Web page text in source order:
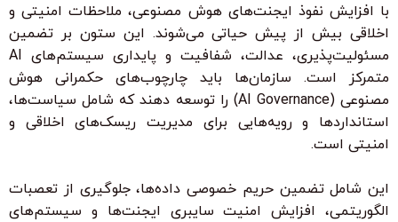
با افزایش نفوذ ایجنت‌های هوش مصنوعی، ملاحظات امنیتی و
اخلاقی بیش از پیش حیاتی می‌شوند. این ستون بر تضمین
مسئولیت‌پذیری، عدالت، شفافیت و پایداری
سیستم‌های AI
متمرکز است. سازمان‌ها باید چارچوب‌های حکمرانی هوش
مصنوعی (AI Governance)
را توسعه دهند که شامل سیاست‌ها،
استانداردها و رویه‌هایی برای مدیریت ریسک‌های اخلاقی و
امنیتی است.
این شاملتضمین حریم خصوصی داده‌ها،جلوگیری از تعصبات
الگوریتمی، افزایش امنیت سایبری ایجنت‌ها و سیستم‌های